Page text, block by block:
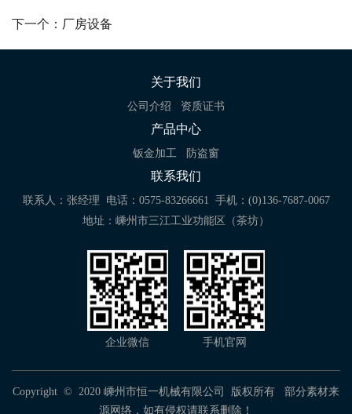
下一个：厂房设备
关于我们
公司介绍 资质证书
产品中心
钣金加工 防盗窗
联系我们
联系人：张经理 电话：0575-83266661
手机：(0)136-7687-0067
地址：嵊州市三江工业功能区（茶坊）
企业微信 手机官网
Copyright © 2020 嵊州市恒一机械有限公司 版权所有 部分素材来
源网络，如有侵权请联系删除！